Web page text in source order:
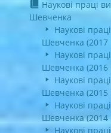
Наукові праці
Шевченка
Наукові
Шевченка (2017
Наукові
Шевченка (2016
Наукові
Шевченка (2015
Наукові
Шевченка (2014
Наукові